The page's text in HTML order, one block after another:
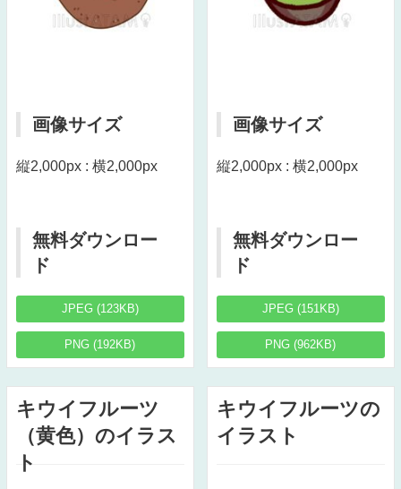
画像サイズ
縦2,000px : 横2,000px
無料ダウンロー
ド
JPEG (123KB)
PNG (192KB)
画像サイズ
縦2,000px : 横2,000px
無料ダウンロー
ド
JPEG (151KB)
PNG (962KB)
キウイフルーツ
（黄色）のイラス
ト
キウイフルーツの
イラスト